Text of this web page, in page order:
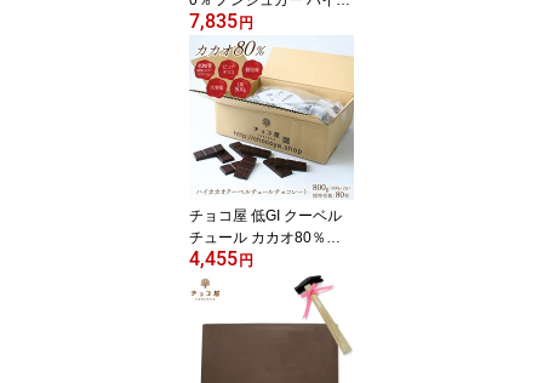
カオチョコレート 【50
枚入り（500g）×2箱】
クーベルチュール ダイエ
ット ダークチョコレート
送料無料 カカオ70％以
上 業務用 個包装 糖質制
限 糖質オフ 低糖質 植物
油脂不使用 お菓子 おし
ゃれ 楽ギフ_包装 母の日
父の日
7,835 円
チョコ屋 低GI クーベル
チュール カカオ80％以
上 チョコレート 800g(40
0g×2袋)(標準枚数80枚)
個包装 大容量 ダークチ
ョコレート 業務用 カカ
オ70％以上 高カカオ 糖
質制限 糖質オフ 低糖質
4,455 円